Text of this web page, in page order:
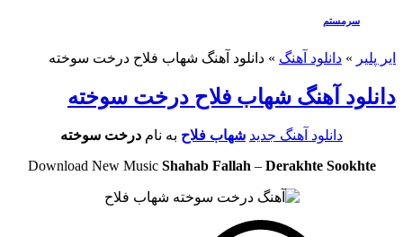
سرمستم
ایر پلیر » دانلود آهنگ » دانلود آهنگ شهاب فلاح درخت سوخته
دانلود آهنگ شهاب فلاح درخت سوخته
دانلود آهنگ جدید شهاب فلاح به نام درخت سوخته
Download New Music Shahab Fallah– Derakhte Sookhte